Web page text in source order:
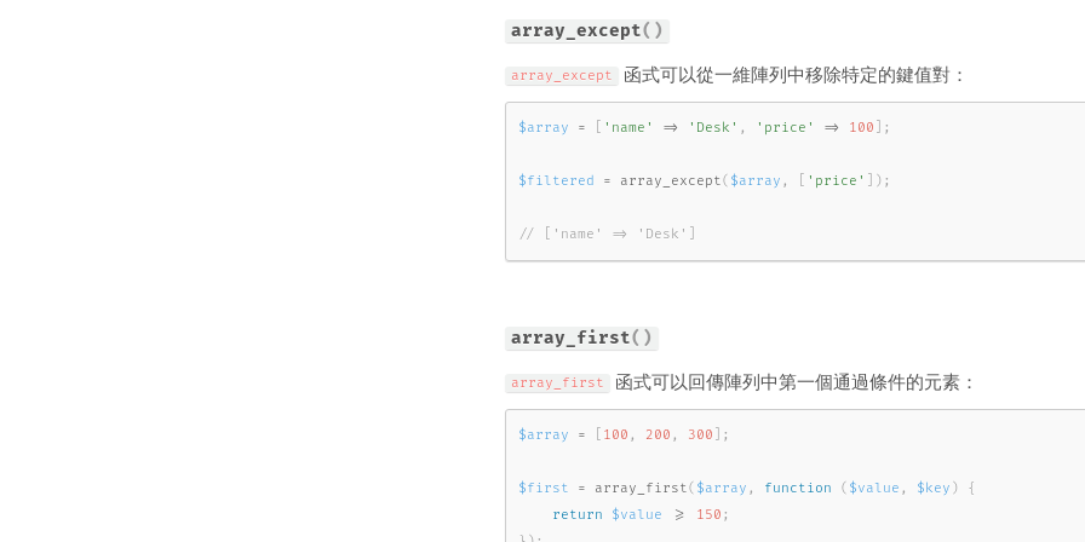
array_except( )
array_except 函式可以從一維陣列中移除特定的鍵值對：
$array = 'name' => 'Desk' , 'price' => 100 ;
$filtered = array_except( $array , 'price' ) ;
// ['name' => 'Desk']
array_first( )
array_first 函式可以回傳陣列中第一個通過條件的元素：
$array = 100 , 200 , 300 ;
$first = array_first( $array , function ( $value , $key )
{
return
$value >= 150 ;